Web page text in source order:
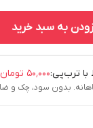
به سبد خرید
ترب‌پی:۵۰٬۰۰۰ تومان